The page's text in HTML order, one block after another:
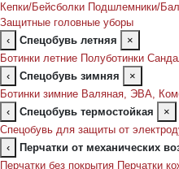
Кепки/Бейсболки Подшлемники/
Защитные головные уборы
‹
Спецобувь летняя
×
Ботинки летние Полуботинки
‹
Спецобувь зимняя
×
Ботинки зимние Валяная, ЭВА,
‹
Спецобувь термостойкая
×
Спецобувь для защиты от
‹
Перчатки от механических
Перчатки без покрытия Перчатки